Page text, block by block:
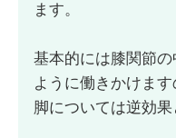
ます。
基本的には膝関節
ように働きかけま
脚については逆効果